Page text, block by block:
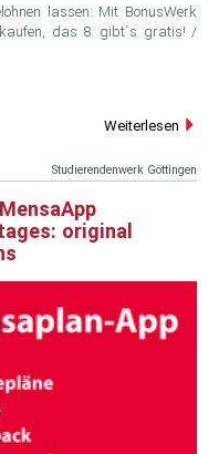
lassen: Mit BonusWerk
das 8. gibt´s gratis! /
Weiterlesen
Studierendenwerk Göttingen
original